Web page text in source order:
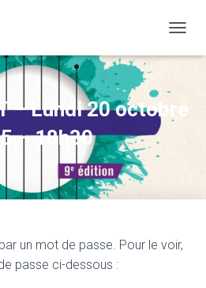
– Lundi 20 octobre
– 18h30
un mot de passe. Pour le voir,
passe ci-dessous :